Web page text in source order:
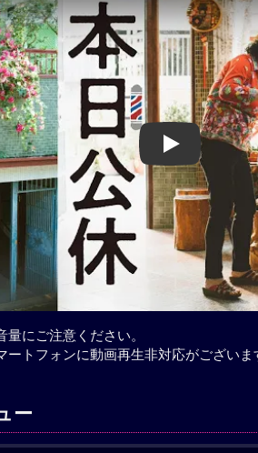
Play
にご注意ください。
トフォンに動画再生非対応がございま
ー